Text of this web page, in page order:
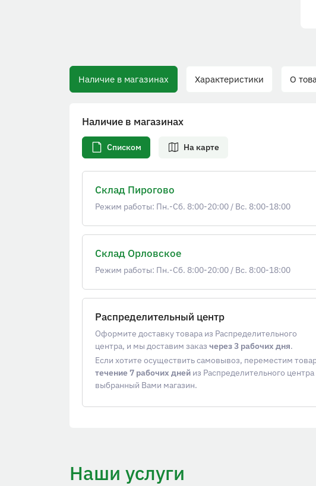
Наличие в магазинах Характеристики О
Наличие в магазинах
Списком На карте
Склад Пирогово
Режим работы: Пн.-Сб. 8:00-20:00 / Вс. 8:00-18:00
Склад Орловское
Режим работы: Пн.-Сб. 8:00-20:00 / Вс. 8:00-18:00
Распределительный центр
Оформите доставку товара из Распределительного
центра, и мы доставим заказ через 3 рабочих дня.
Если хотите осуществить самовывоз, переместим
течение 7 рабочих дней из Распределительного центра
выбранный Вами магазин.
Наши услуги